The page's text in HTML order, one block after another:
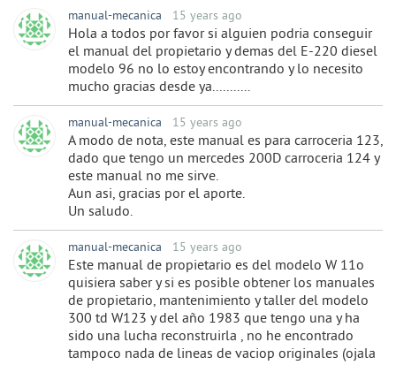
manual-mecanica 15 years ago
Hola a todos por favor si alguien podria conseguir
el manual del propietario y demas del E-220 diesel
modelo 96 no lo estoy encontrando y lo necesito
mucho gracias desde ya...........
manual-mecanica 15 years ago
A modo de nota, este manual es para carroceria 123,
dado que tengo un mercedes 200D carroceria 124 y
este manual no me sirve.
Aun asi, gracias por el aporte.
Un saludo.
manual-mecanica 15 years ago
Este manual de propietario es del modelo W 11o
quisiera saber y si es posible obtener los manuales
de propietario, mantenimiento y taller del modelo
300 td W123 y del año 1983 que tengo una y ha
sido una lucha reconstruirla , no he encontrado
tampoco nada de lineas de vaciop originales (ojala